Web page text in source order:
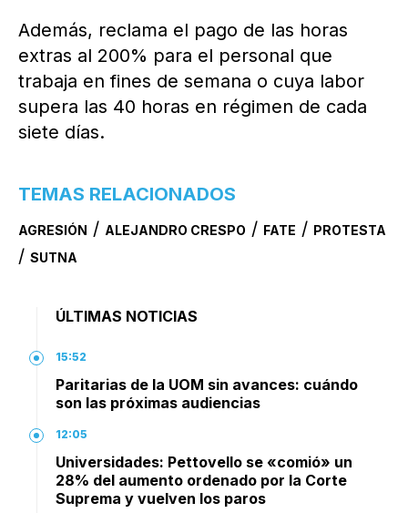
Además, reclama el pago de las horas
extras al 200% para el personal que
trabaja en fines de semana o cuya labor
supera las 40 horas en régimen de cada
siete días.
TEMAS RELACIONADOS
AGRESIÓN / ALEJANDRO CRESPO / FATE / PROTESTA
/ SUTNA
ÚLTIMAS NOTICIAS
15:52
Paritarias de la UOM sin avances: cuándo
son las próximas audiencias
12:05
Universidades: Pettovello se «comió» un
28% del aumento ordenado por la Corte
Suprema y vuelven los paros